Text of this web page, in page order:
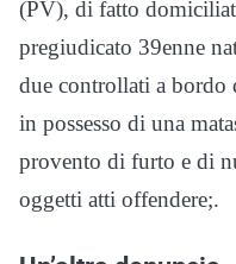
(PV), di fatto
pregiudicato 39enne
due controllati a
in possesso di una
provento di furto e di
oggetti atti offendere;.